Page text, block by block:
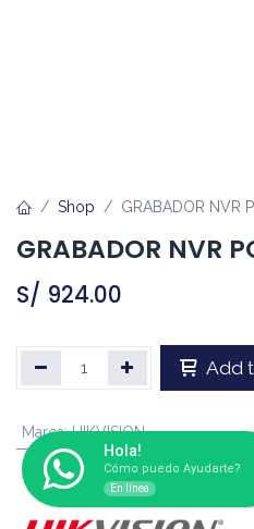
Shop GRABADOR NVR
GRABADOR NVR
S/ 924.00
Add
Marca:HIKVISION
Hola!
Cómo puedo Ayudarte?
En línea